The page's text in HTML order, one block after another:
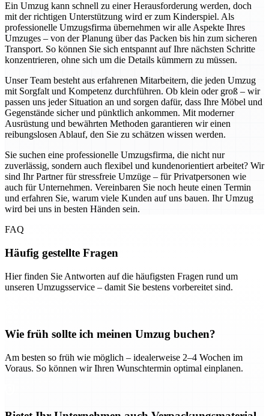
Ein Umzug kann schnell zu einer Herausforderung werden, doch
mit der richtigen Unterstützung wird er zum Kinderspiel. Als
professionelle Umzugsfirma übernehmen wir alle Aspekte Ihres
Umzuges – von der Planung über das Packen bis hin zum sicheren
Transport. So können Sie sich entspannt auf Ihre nächsten Schritte
konzentrieren, ohne sich um die Details kümmern zu müssen.
Unser Team besteht aus erfahrenen Mitarbeitern, die jeden Umzug
mit Sorgfalt und Kompetenz durchführen. Ob klein oder groß – wir
passen uns jeder Situation an und sorgen dafür, dass Ihre Möbel und
Gegenstände sicher und pünktlich ankommen. Mit moderner
Ausrüstung und bewährten Methoden garantieren wir einen
reibungslosen Ablauf, den Sie zu schätzen wissen werden.
Sie suchen eine professionelle Umzugsfirma, die nicht nur
zuverlässig, sondern auch flexibel und kundenorientiert arbeitet? Wir
sind Ihr Partner für stressfreie Umzüge – für Privatpersonen wie
auch für Unternehmen. Vereinbaren Sie noch heute einen Termin
und erfahren Sie, warum viele Kunden auf uns bauen. Ihr Umzug
wird bei uns in besten Händen sein.
FAQ
Häufig gestellte Fragen
Hier finden Sie Antworten auf die häufigsten Fragen rund um
unseren Umzugsservice – damit Sie bestens vorbereitet sind.
Wie früh sollte ich meinen Umzug buchen?
Am besten so früh wie möglich – idealerweise 2–4 Wochen im
Voraus. So können wir Ihren Wunschtermin optimal einplanen.